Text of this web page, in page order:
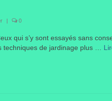
| 0
qui s’y sont essayés sans
techniques de jardinage plus …